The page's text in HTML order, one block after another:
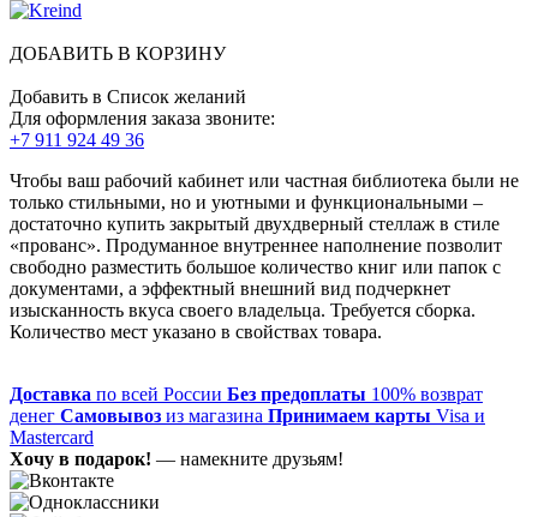
ДОБАВИТЬ В КОРЗИНУ
Добавить в Список желаний
Для оформления заказа звоните:
+7 911 924 49 36
Чтобы ваш рабочий кабинет или частная библиотека были не
только стильными, но и уютными и функциональными –
достаточно купить закрытый двухдверный стеллаж в стиле
«прованс». Продуманное внутреннее наполнение позволит
свободно разместить большое количество книг или папок с
документами, а эффектный внешний вид подчеркнет
изысканность вкуса своего владельца. Требуется сборка.
Количество мест указано в свойствах товара.
Доставка по всей России Без предоплаты 100% возврат
денег Самовывоз из магазина Принимаем карты Visa и
Mastercard
Хочу в подарок! — намекните друзьям!